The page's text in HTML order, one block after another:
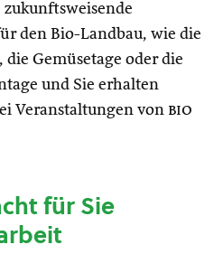
den Bio-Landbau, wie die
Gemüsetage oder die
und Sie erhalten
Veranstaltungen von bio
für Sie